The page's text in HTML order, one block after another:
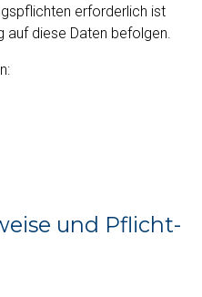
erforderlich ist
auf diese Daten befolgen.
und Pflicht­